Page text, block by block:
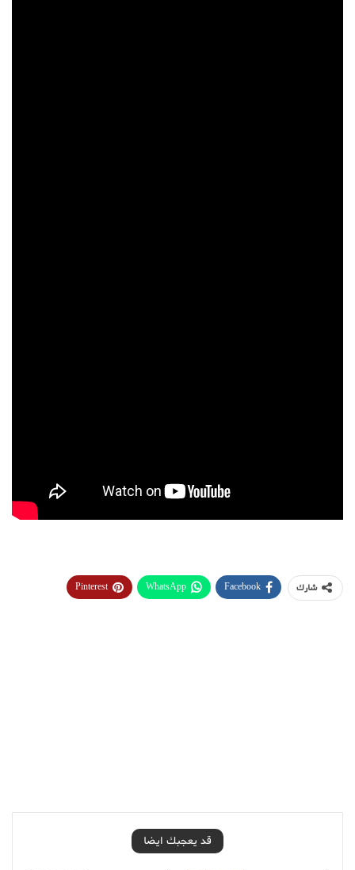
شارك Facebook
WhatsApp
Pinterest
قد يعجبك ايضا